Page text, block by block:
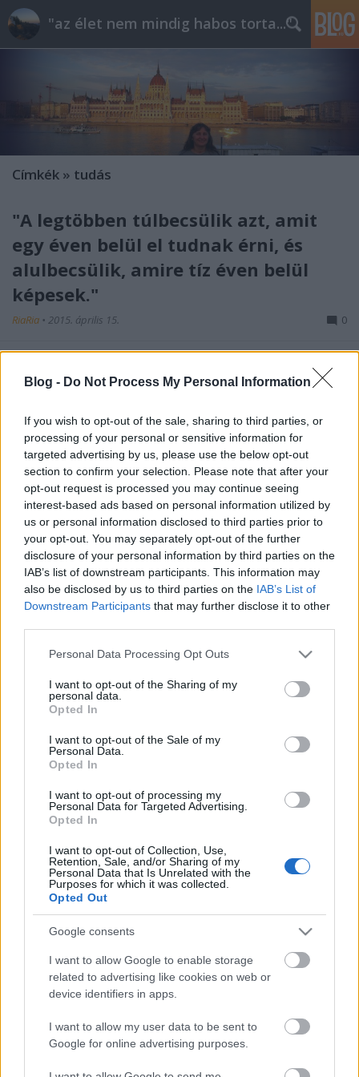
Blog - Do Not Process My Personal Information
If you wish to opt-out of the sale, sharing to third parties, or
processing of your personal or sensitive information for
targeted advertising by us, please use the below opt-out
section to confirm your selection. Please note that after your
opt-out request is processed you may continue seeing
interest-based ads based on personal information utilized by
us or personal information disclosed to third parties prior to
your opt-out. You may separately opt-out of the further
disclosure of your personal information by third parties on the
IAB’s list of downstream participants. This information may
also be disclosed by us to third parties on the IAB’s List of
Downstream Participants that may further disclose it to other
Please note that this website/app uses one or more Google
not limited to your visit or usage behaviour. You may click to
grant or deny consent to Google and its third-party tags to
use your data for below specified purposes in below Google
consent section.
Personal Data Processing Opt Outs
I want to opt-out of the Sharing of my
personal data.
Opted In
I want to opt-out of the Sale of my
Personal Data.
Opted In
I want to opt-out of processing my
Personal Data for Targeted Advertising.
Opted In
I want to opt-out of Collection, Use,
Retention, Sale, and/or Sharing of my
Personal Data that Is Unrelated with the
Purposes for which it was collected.
Opted Out
Google consents
I want to allow Google to enable storage
related to advertising like cookies on web or
device identifiers in apps.
I want to allow my user data to be sent to
Google for online advertising purposes.
"az élet nem mindig habos torta..."
Címkék » tudás
"A legtöbben túlbecsülik azt, amit
egy éven belül el tudnak érni, és
alulbecsülik, amire tíz éven belül
képesek."
RiaRia • 2015. április 15. 0
már nem tudom kitől származik a mondás, de
tényleg így van? Valószínű, mert hosszú távon ha
gondolkodunk, nem tudjuk igazán felmérni, mire is
lehetnénk képesek. De túl sok mindent tervezünk be
egy évbe,…
Tanulj meg találni
RiaRia• 2015. április 15.
Boldogságunk egyik hozzátartozója a tanulás. No,
de miért kell megtanulni találni, és egyáltalán mit
kell megtanulni találni? Rögtön eszünkbe jut a
mondás, hogy: - aki keres, az talál. - Vagyis nem csak
találni kell tudnunk, de ehhez még előbb keresni is
A tudás hatalom
2015. március 28.
majd felnőttként az egyetemen, főiskolán. Nagy erő
van abban, ha valaki tudja képezni magát élete
végéig. Mondják, hogy: -mindent el lehet venni
valakitől, de a tudását azt nem. - A gondolataink
megmaradnak, tovább fejleszthetők, ha van
bennünk…
Gondolj merészet (A siker titka a
nagyvonalú gondolkodás)
2015. március 25.
David J.Schwartz könyvét ajánlom neked most, ezért
adtam a bejegyzésnek a könyv címét. Az első
fejezetet mindjárt azzal kezdi az író - "Ha hisz a